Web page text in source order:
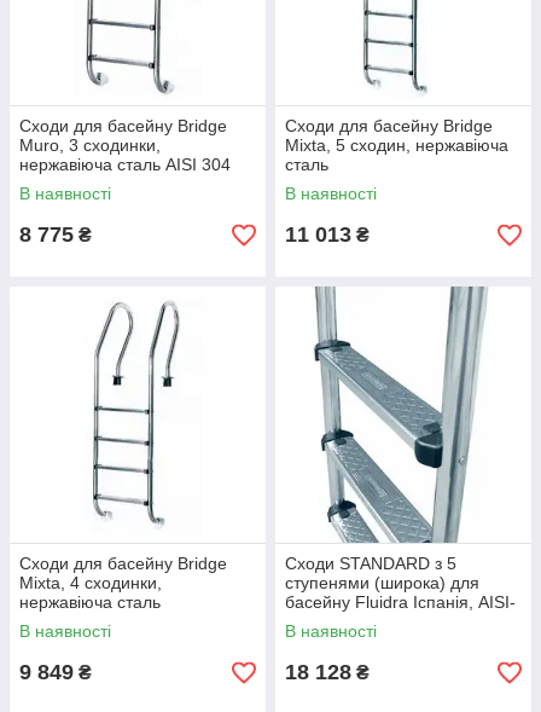
Сходи для басейну Bridge
Muro, 3 сходинки,
нержавіюча сталь AISI 304
В наявності
8 775 ₴
Сходи для басейну Bridge
Mixta, 5 сходин, нержавіюча
сталь
В наявності
11 013 ₴
Сходи для басейну Bridge
Mixta, 4 сходинки,
нержавіюча сталь
В наявності
9 849 ₴
Сходи STANDARD з 5
ступенями (широка) для
басейну Fluidra Іспанія, AISI-
304
В наявності
18 128 ₴